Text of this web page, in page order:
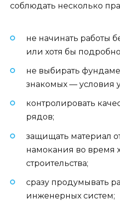
соблюдать несколько
не начинать работы
или хотя бы
не выбирать
знакомых — условия
контролировать
рядов;
защищать материал
намокания во время
строительства;
сразу продумывать
инженерных систем;